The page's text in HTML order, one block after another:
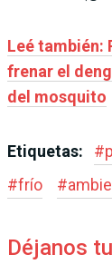
Leé también:
frenar el
del mosquito
Etiquetas: #
#frío #
Déjanos